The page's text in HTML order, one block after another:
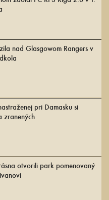
nad Glasgowom Rangers v
pri Damasku si
zranených
otvorili park pomenovaný